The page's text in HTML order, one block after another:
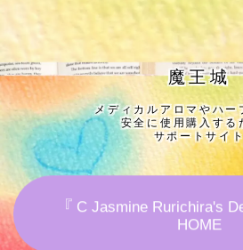
【最新】クイズと花の部屋
★全種/アロマハーブスパイス
イズ＆プチ辞典
★アロマ検定＋αクイズ
★アロマハーブ傾向チェック
魔王城
メディカルアロマやハー
安全に使用購入する
サポートサイ
『 C Jasmine Rurichira's
HOME